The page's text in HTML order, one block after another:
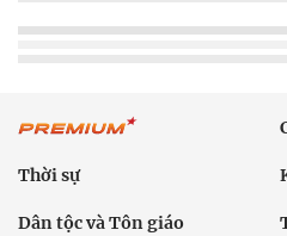
Thời sự
Dân tộc và Tôn giáo